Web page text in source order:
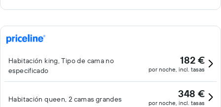
Habitación king, Tipo de cama no
especificado
182 €
por noche, incl. tasas
Habitación queen, 2 camas grandes 348 €
por noche, incl. tasas